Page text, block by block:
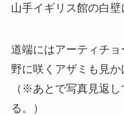
山手イギリス館の白壁
道端にはアーティチョ
野に咲くアザミも見か
（※あとで写真見返
る。）